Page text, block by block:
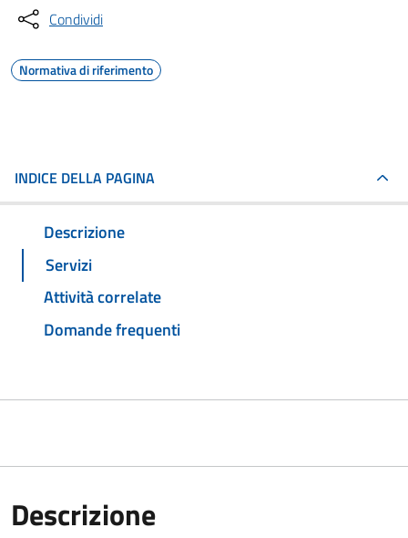
Condividi
Normativa di riferimento
INDICE DELLA PAGINA
Descrizione
Servizi
Attività correlate
Domande frequenti
Descrizione